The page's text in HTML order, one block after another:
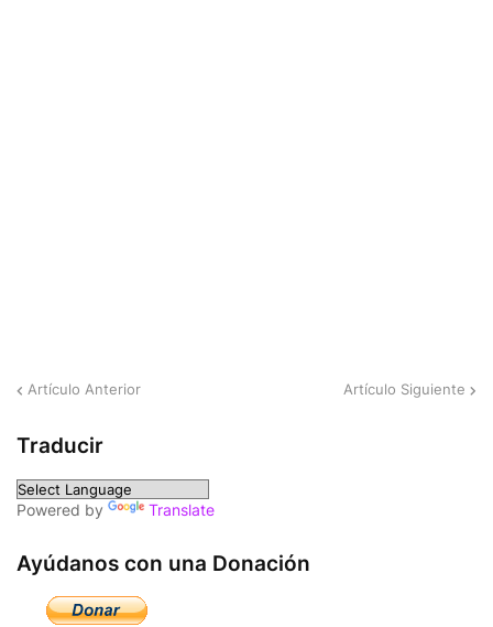
Artículo Anterior Artículo Siguiente
Traducir
Powered by Translate
Ayúdanos con una Donación